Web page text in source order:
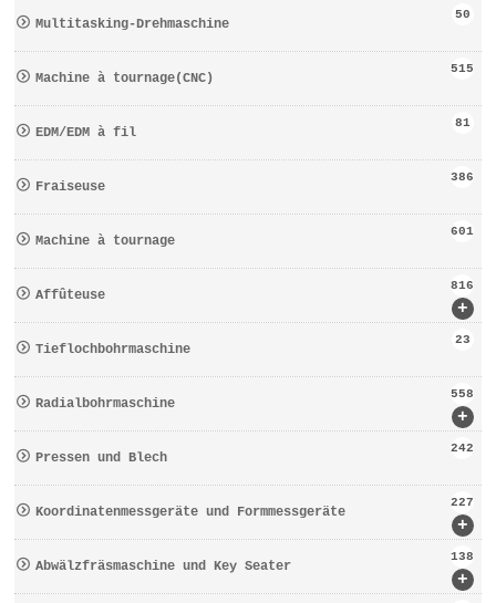
Multitasking-Drehmaschine
50
Machine à tournage(CNC)
515
EDM/EDM à fil
81
Fraiseuse
386
Machine à tournage
601
+
Affûteuse
816
Tieflochbohrmaschine
23
+
Radialbohrmaschine
558
Pressen und Blech
242
+
Koordinatenmessgeräte und Formmessgeräte
227
+
Abwälzfräsmaschine und Key Seater
138